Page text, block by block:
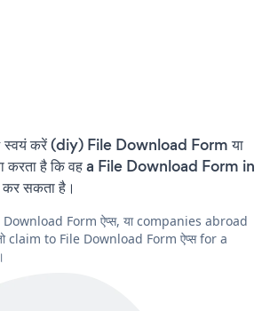
स्वयं करें (diy) File Download Form या
करता है कि वह a File Download Form in
कर सकता है।
Download Form ऐप्स, या companies abroad
claim to File Download Form ऐप्स for a